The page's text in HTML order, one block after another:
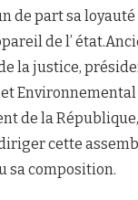
de part sa
de l’
la justice,
Environnemental
de la
cette
sa composition.